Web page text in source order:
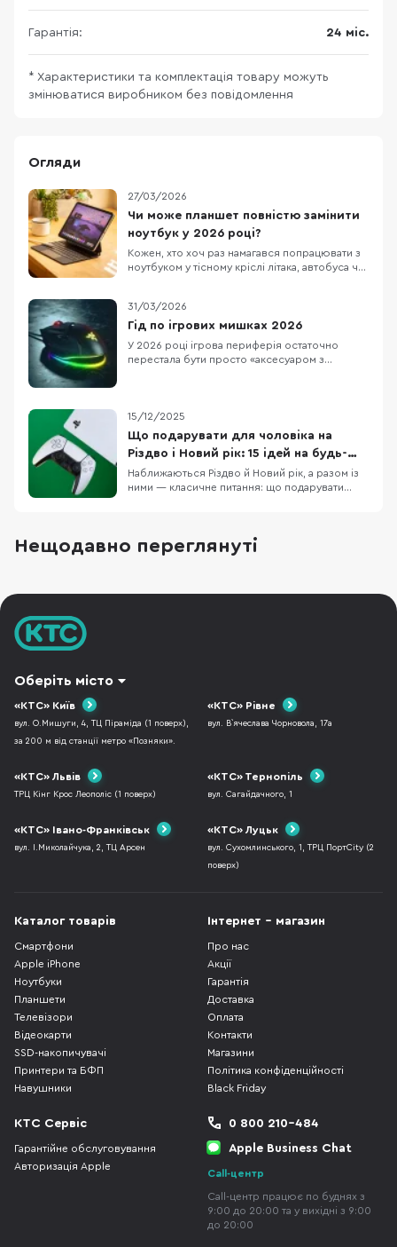
Гарантія: 24 міс.
* Характеристики та комплектація товару можуть
змінюватися виробником без повідомлення
Огляди
27/03/2026
Чи може планшет повністю замінити
ноутбук у 2026 році?
Кожен, хто хоч раз намагався попрацювати з
ноутбуком у тісному кріслі літака, автобуса чи
габаритний блок живлення та постійна
нестача місця. Саме тому все більше
фрилансерів, студентів та людей у
відрядженнях замислюют
31/03/2026
Гід по ігрових мишках 2026
У 2026 році ігрова периферія остаточно
перестала бути просто «аксесуаром з
мілісекунда затримки мають значення. Ринок
розділився на тих, хто женеться за
екстремальною легкістю для кіберспортивни
15/12/2025
Що подарувати для чоловіка на
Різдво і Новий рік: 15 ідей на будь-
який бюджет
Наближаються Різдво й Новий рік, а разом із
ними — класичне питання: що подарувати
офісного працівника, спортсмена, меломана
та любителя подорожей. Тут немає
Нещодавно переглянуті
Оберіть місто
«КТС» Київ
вул. О.Мишуги, 4, ТЦ Піраміда (1 поверх),
за 200 м від станції метро «Позняки».
«КТС» Рівне
вул. В`ячеслава Чорновола, 17а
«КТС» Львів
ТРЦ Кінг Крос Леополіс (1 поверх)
«КТС» Тернопіль
вул. Сагайдачного, 1
«КТС» Івано-Франківськ
вул. І.Миколайчука, 2, ТЦ Арсен
«КТС» Луцьк
вул. Сухомлинського, 1, ТРЦ ПортCity (2
поверх)
Каталог товарів
Смартфони
Apple iPhone
Ноутбуки
Планшети
Телевізори
Відеокарти
SSD-накопичувачі
Принтери та БФП
Навушники
Інтернет - магазин
Про нас
Акції
Гарантія
Доставка
Оплата
Контакти
Магазини
Політика конфіденційності
Black Friday
КТС Сервіс
Гарантійне обслуговування
Авторизація Apple
0 800 210-484
Apple Business Chat
Call-центр
Call-центр працює по буднях з
9:00 до 20:00 та у вихідні з 9:00
до 20:00